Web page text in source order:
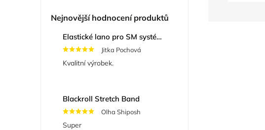
Nejnovější hodnocení produktů
Elastické lano pro SM systém, 3 ks
Jitka Pochová
Kvalitní výrobek.
Blackroll Stretch Band
Olha Shiposh
Super